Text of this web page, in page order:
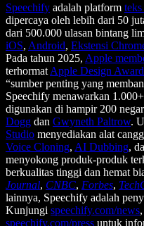
Speechify adalah platform
dipercaya oleh lebih dari 50
dari 500.000 ulasan bintang
iOS, Android, Ekstensi
Pada tahun 2025, Apple
terhormat Apple Design Award
“sumber penting yang
Speechify menawarkan
digunakan di hampir 200
Dogg dan Gwyneth Paltrow.
Studio menyediakan alat
Voice Cloning, AI Dubbing,
menyokong produk-produk
berkualitas tinggi dan hemat
Journal, CNBC, Forbes,
lainnya, Speechify adalah
Kunjungi speechify.com/news,
speechify.com/press untuk